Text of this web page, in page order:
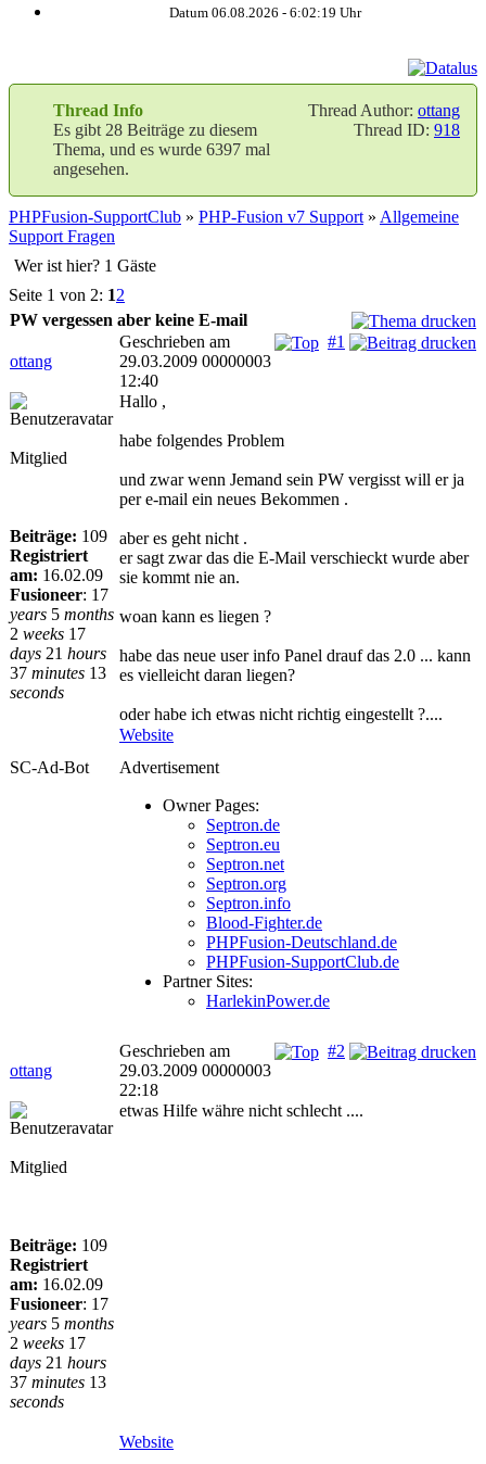
Datum 06.08.2026 - 6:02:20 Uhr
Thread Author: ottang
Thread ID: 918
Thread Info
Es gibt 28 Beiträge zu diesem
Thema, und es wurde 6397 mal
angesehen.
PHPFusion-SupportClub » PHP-Fusion v7 Support » Allgemeine
Support Fragen
Wer ist hier? 1 Gäste
Seite 1 von 2: 12
PW vergessen aber keine E-mail
ottang
#1
Geschrieben am
29.03.2009 00000003
12:40
Mitglied
Beiträge: 109
Registriert
am: 16.02.09
Fusioneer: 17
years 5 months
2 weeks 17
days 21 hours
37 minutes 13
seconds
Hallo ,
habe folgendes Problem
und zwar wenn Jemand sein PW vergisst will er ja
per e-mail ein neues Bekommen .
aber es geht nicht .
er sagt zwar das die E-Mail verschieckt wurde aber
sie kommt nie an.
woan kann es liegen ?
habe das neue user info Panel drauf das 2.0 ... kann
es vielleicht daran liegen?
oder habe ich etwas nicht richtig eingestellt ?....
Website
SC-Ad-Bot
Advertisement
Owner Pages:
Septron.de
Septron.eu
Septron.net
Septron.org
Septron.info
Blood-Fighter.de
PHPFusion-Deutschland.de
PHPFusion-SupportClub.de
Partner Sites:
HarlekinPower.de
ottang
#2
Geschrieben am
29.03.2009 00000003
22:18
Mitglied
Beiträge: 109
Registriert
am: 16.02.09
Fusioneer: 17
years 5 months
2 weeks 17
days 21 hours
37 minutes 13
seconds
etwas Hilfe währe nicht schlecht ....
Website